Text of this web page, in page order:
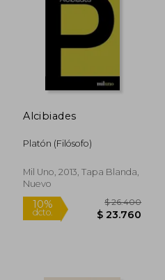
Alcibiades
Platón (Filósofo)
Mil Uno, 2013, Tapa Blanda,
Nuevo